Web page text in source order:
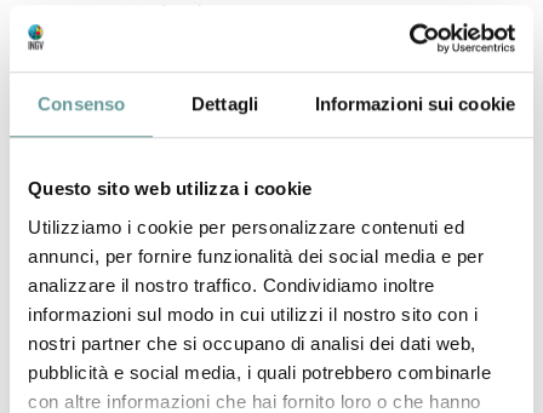
Consenso Dettagli Informazioni sui cookie
Questo sito web utilizza i cookie
Utilizziamo i cookie per personalizzare contenuti ed
annunci, per fornire funzionalità dei social media e per
analizzare il nostro traffico. Condividiamo inoltre
informazioni sul modo in cui utilizzi il nostro sito con i
nostri partner che si occupano di analisi dei dati web,
pubblicità e social media, i quali potrebbero combinarle
con altre informazioni che hai fornito loro o che hanno
Protezione Civile (DPC) era rappresentato da
direttore dell’Ufficio gestione delle emergenze, che ha spiegato il
ruolo di DPC durante l’emergenza anche sul fronte
dell’informazione; per l’INGV era presenteCarlo Melettidella
brevi informazioni verificate su localizzazione e magnitudo;
Calzolari
, direttore del sito Il Giornale della Protezione Civile
parlato della comunicazione durante l’emergenza e in tempo di
“pace”;
Matteo Tempestini
, inventore della piattaforma
Terremoto Centro Italia
, ha spiegato il ruolo delle piattaforme
social per recuperare e convogliare le informazioni e le richieste
di aiuto che arrivano dai singoli cittadini. Il dibattito era
coordinato da
Chiara Bianchini , blogger di Emergenza 2.0